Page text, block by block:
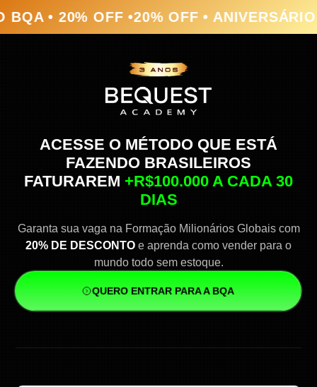
20% OFF • 20% OFF • ANIVERSÁRIO
ACESSE O MÉTODO QUE ESTÁ
FAZENDO BRASILEIROS
FATURAREM +R$100.000 A CADA 30
DIAS
Garanta sua vaga na Formação Milionários Globais com
20% DE DESCONTO e aprenda como vender para o
mundo todo sem estoque.
QUERO ENTRAR PARA A BQA